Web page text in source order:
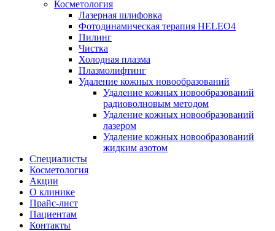
Косметология
Лазерная шлифовка
Фотодинамическая терапия HELEO4
Пилинг
Чистка
Холодная плазма
Плазмолифтинг
Удаление кожных новообразований
Удаление кожных новообразований
радиоволновым методом
Удаление кожных новообразований
лазером
Удаление кожных новообразований
жидким азотом
Специалисты
Косметология
Акции
О клинике
Прайс-лист
Пациентам
Контакты